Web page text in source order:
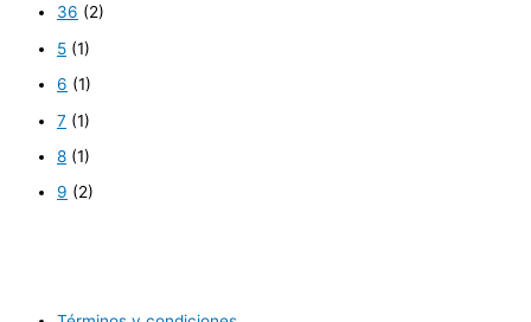
36 (2)
5 (1)
6 (1)
7 (1)
8 (1)
9 (2)